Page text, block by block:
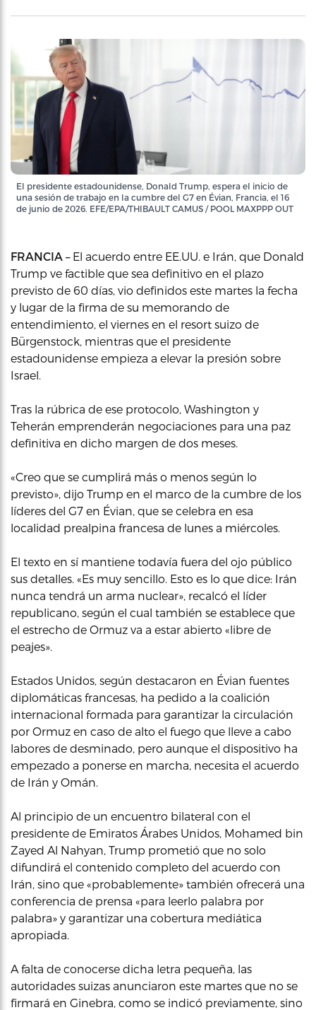
El presidente estadounidense, Donald Trump, espera el inicio de
una sesión de trabajo en la cumbre del G7 en Évian, Francia, el 16
de junio de 2026. EFE/EPA/THIBAULT CAMUS / POOL MAXPPP OUT
FRANCIA –El acuerdo entre EE.UU. e Irán, que Donald
Trump ve factible que sea definitivo en el plazo
previsto de 60 días, vio definidos este martes la fecha
y lugar de la firma de su memorando de
entendimiento, el viernes en el resort suizo de
Bürgenstock, mientras que el presidente
estadounidense empieza a elevar la presión sobre
Israel.
Tras la rúbrica de ese protocolo, Washington y
Teherán emprenderán negociaciones para una paz
definitiva en dicho margen de dos meses.
«Creo que se cumplirá más o menos según lo
previsto», dijo Trump en el marco de la cumbre de los
líderes del G7 en Évian, que se celebra en esa
localidad prealpina francesa de lunes a miércoles.
El texto en sí mantiene todavía fuera del ojo público
sus detalles. «Es muy sencillo. Esto es lo que dice: Irán
nunca tendrá un arma nuclear», recalcó el líder
republicano, según el cual también se establece que
el estrecho de Ormuz va a estar abierto «libre de
peajes».
Estados Unidos, según destacaron en Évian fuentes
diplomáticas francesas, ha pedido a la coalición
internacional formada para garantizar la circulación
por Ormuz en caso de alto el fuego que lleve a cabo
labores de desminado, pero aunque el dispositivo ha
empezado a ponerse en marcha, necesita el acuerdo
de Irán y Omán.
Al principio de un encuentro bilateral con el
presidente de Emiratos Árabes Unidos, Mohamed bin
Zayed Al Nahyan, Trump prometió que no solo
difundirá el contenido completo del acuerdo con
Irán, sino que «probablemente» también ofrecerá una
conferencia de prensa «para leerlo palabra por
palabra» y garantizar una cobertura mediática
apropiada.
A falta de conocerse dicha letra pequeña, las
autoridades suizas anunciaron este martes que no se
firmará en Ginebra, como se indicó previamente, sino